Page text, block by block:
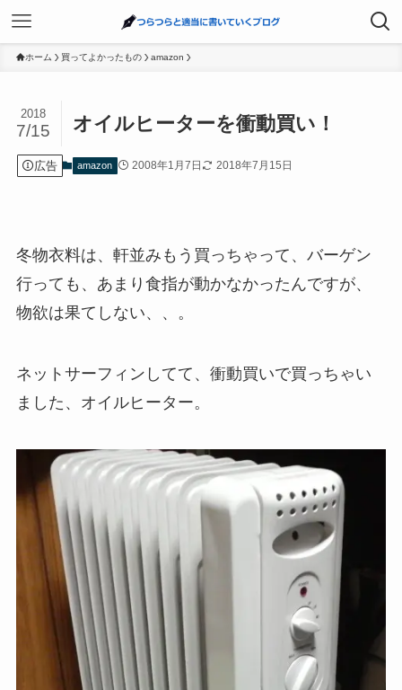
ホーム 買ってよかったもの amazon
オイルヒーターを衝動買い！
2018
7/15
広告 amazon 2008年1月7日 2018年7月15日
冬物衣料は、軒並みもう買っちゃって、バーゲン
行っても、あまり食指が動かなかったんですが、
物欲は果てしない、、。
ネットサーフィンしてて、衝動買いで買っちゃい
ました、オイルヒーター。